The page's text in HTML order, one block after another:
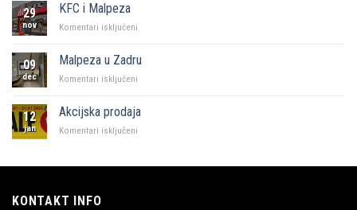
29
nov
KFC i Malpeza
Komentari isključeni
Malpeza
09
dec
Malpeza u Zadru
Komentari isključeni
Zadru
12
jan
Akcijska prodaja
Komentari isključeni
KONTAKT INFO